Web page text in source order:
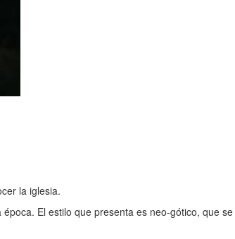
la iglesia.
El estilo que presenta es neo-gótico, que se